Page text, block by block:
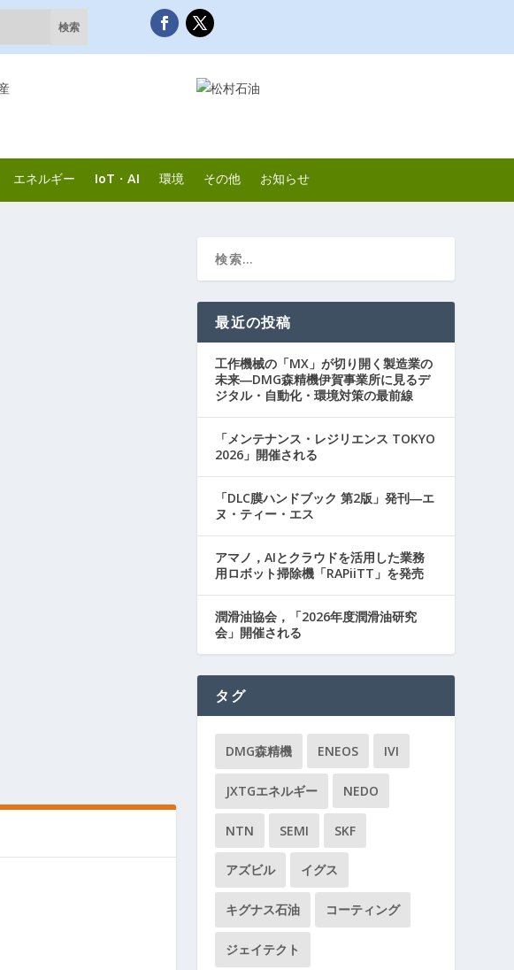
エネルギー IoT・AI 環境 その他 お知らせ
最近の投稿
工作機械の「MX」が切り開く製造業の
未来―DMG森精機伊賀事業所に見るデ
ジタル・自動化・環境対策の最前線
「メンテナンス・レジリエンス TOKYO
2026」開催される
「DLC膜ハンドブック 第2版」発刊―エ
ヌ・ティー・エス
アマノ，AIとクラウドを活用した業務
用ロボット掃除機「RAPiiTT」を発売
潤滑油協会，「2026年度潤滑油研究
会」開催される
タグ
DMG森精機 ENEOS IVI
JXTGエネルギー NEDO
NTN SEMI SKF
アズビル イグス
キグナス石油 コーティング
ジェイテクト